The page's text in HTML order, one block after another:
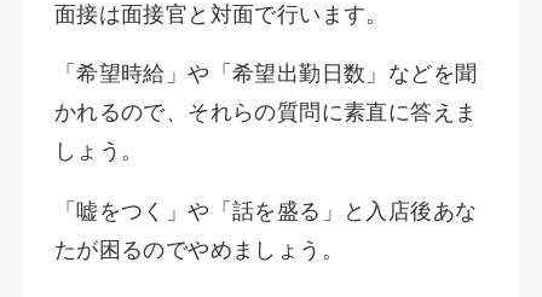
面接は面接官と対面で行います。
「希望時給」や「希望出勤日数」などを聞
かれるので、それらの質問に素直に答えま
しょう。
「嘘をつく」や「話を盛る」と入店後あな
たが困るのでやめましょう。